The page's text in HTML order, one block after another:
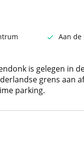
Aan de
is gelegen in
grens aan
parking.